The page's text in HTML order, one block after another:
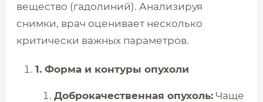
вещество (гадолиний). Анализируя
снимки, врач оценивает несколько
критически важных параметров.
1. Форма и контуры опухоли
Доброкачественная опухоль: Чаще